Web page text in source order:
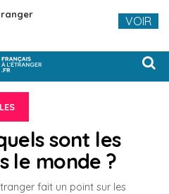
sont les
le monde ?
fait un point sur les
VOIR